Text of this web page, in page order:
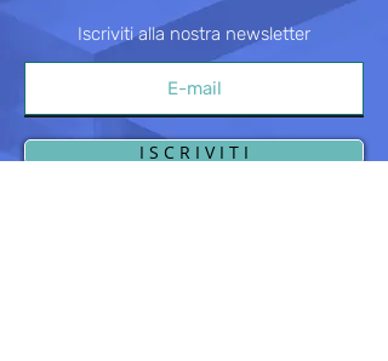
Iscriviti alla nostra newsletter
I S C R I V I T I